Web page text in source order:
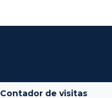
Contador de visitas